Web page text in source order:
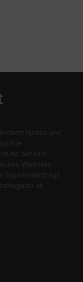
hinaus und
ihre
aktuelle
Wellness
Expertenbeiträge
ab.